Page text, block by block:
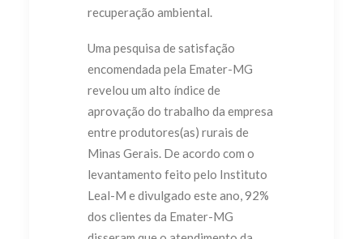
recuperação ambiental.
Uma pesquisa de satisfação
encomendada pela Emater-MG
revelou um alto índice de
aprovação do trabalho da empresa
entre produtores(as) rurais de
Minas Gerais. De acordo com o
levantamento feito pelo Instituto
Leal-M e divulgado este ano, 92%
dos clientes da Emater-MG